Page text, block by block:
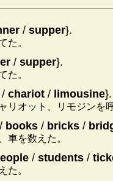
/ supper}.
た。
/ supper}.
た。
/ chariot / limousine}.
リオット、リモジンを
/ books / bricks /
車を数えた。
/ students /
た。